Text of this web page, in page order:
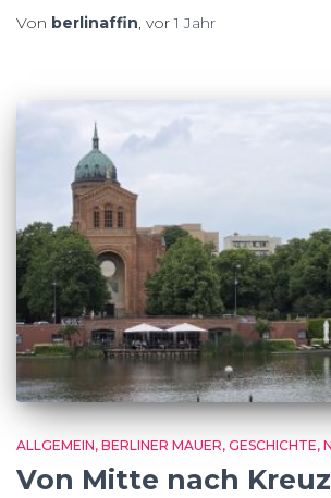
Von berlinaffin, vor1 Jahr
ALLGEMEIN BERLINER MAUER GESCHICHTE
Von Mitte nach